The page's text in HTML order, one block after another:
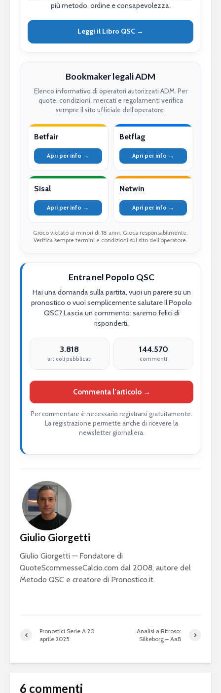
più metodo, ordine e consapevolezza.
Leggi il Libro QSC →
Bookmaker legali ADM
Elenco informativo di operatori autorizzati ADM. Per
quote, condizioni, mercati e regolamenti verifica
sempre il sito ufficiale dell’operatore.
Betfair
Apri per info →
Betflag
Apri per info →
Sisal
Apri per info →
Netwin
Apri per info →
Gioco vietato ai minori di 18 anni. Gioca responsabilmente.
Verifica sempre termini e condizioni sul sito dell’operatore.
Entra nel Popolo QSC
Hai una domanda sulla partita, vuoi un parere su un
pronostico o vuoi semplicemente salutare il Popolo
QSC? Lascia un commento: saremo felici di
risponderti.
3.818
articoli pubblicati
144.570
commenti
Commenta l’articolo →
Per commentare è necessario registrarsi gratuitamente.
La registrazione permette anche di ricevere la
newsletter giornaliera.
Giulio Giorgetti
Giulio Giorgetti — Fondatore di
QuoteScommesseCalcio.com dal 2008, autore del
Metodo QSC e creatore di Pronostico.it.
Pronostici Serie A 20
aprile 2025
Analisi a Ritroso:
Silkeborg – AaB
6 commenti